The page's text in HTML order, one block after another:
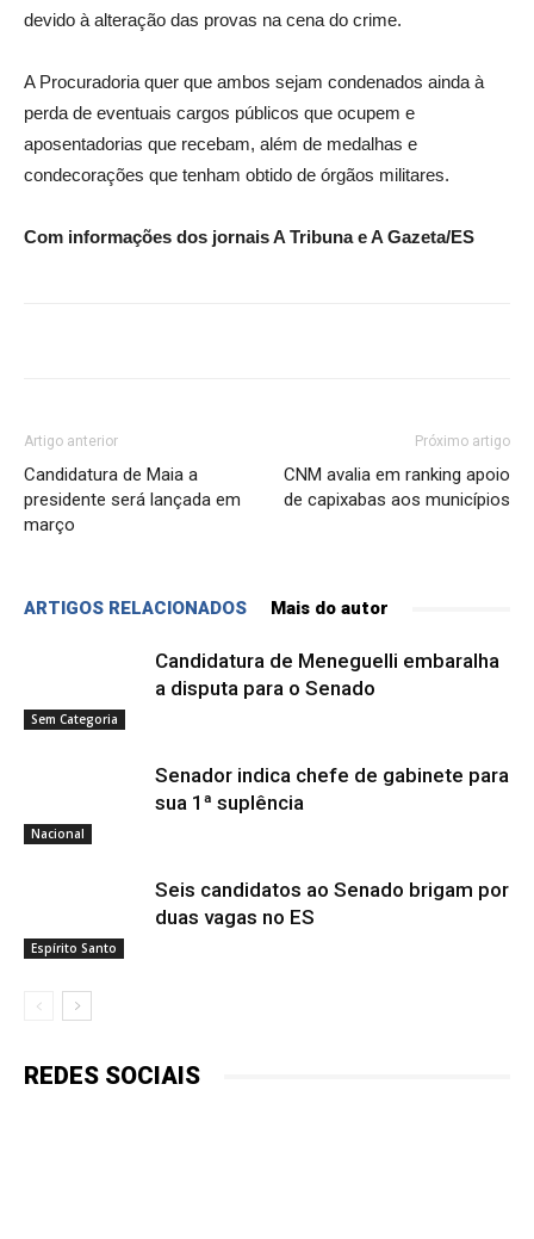
devido à alteração das provas na cena do crime.
A Procuradoria quer que ambos sejam condenados ainda à
perda de eventuais cargos públicos que ocupem e
aposentadorias que recebam, além de medalhas e
condecorações que tenham obtido de órgãos militares.
Com informações dos jornais A Tribuna e A Gazeta/ES
Artigo anterior
Candidatura de Maia a
presidente será lançada em
março
Próximo artigo
CNM avalia em ranking apoio
de capixabas aos municípios
ARTIGOS RELACIONADOS Mais do autor
Sem Categoria
Candidatura de Meneguelli embaralha
a disputa para o Senado
Nacional
Senador indica chefe de gabinete para
sua 1ª suplência
Espírito Santo
Seis candidatos ao Senado brigam por
duas vagas no ES
REDES SOCIAIS